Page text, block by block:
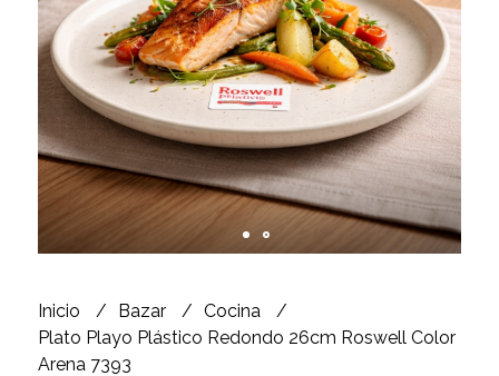
Inicio Bazar
Cocina
Plato Playo Plástico Redondo 26cm Roswell Color
Arena 7393